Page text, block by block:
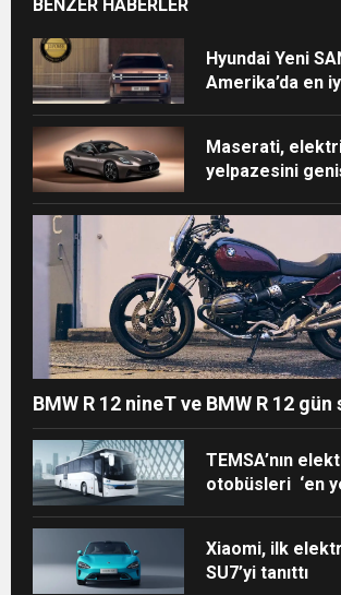
BENZER HABERLER
Hyundai Yeni
Amerika’da en
Maserati,
yelpazesini
BMW R 12 nineT ve BMW R 12 gün
TEMSA’nın
otobüsleri ‘en
Xiaomi, ilk
SU7’yi tanıttı